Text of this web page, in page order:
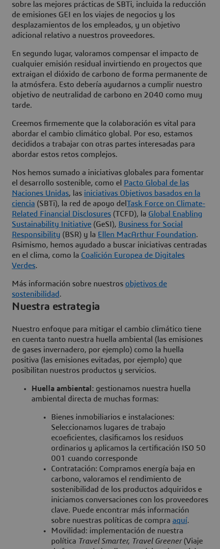
sobre las mejores prácticas de SBTi, incluida la reducción
de emisiones GEI en los viajes de negocios y los
desplazamientos de los empleados, y un objetivo
adicional relativo a nuestros proveedores.
En segundo lugar, valoramos compensar el impacto de
cualquier emisión residual invirtiendo en proyectos que
extraigan el dióxido de carbono de forma permanente de
la atmósfera. Esto debería ayudarnos a cumplir nuestro
objetivo de neutralidad de carbono en 2040 como muy
tarde.
Creemos firmemente que la colaboración es vital para
abordar el cambio climático global. Por eso, estamos
decididos a trabajar con otras partes interesadas para
abordar estos retos complejos.
Nos hemos sumado a iniciativas globales para fomentar
el desarrollo sostenible, como el
Pacto Global de las
Naciones Unidas, las iniciativas Objetivos basados en la
ciencia (SBTi), la red de apoyo del Task Force on Climate-
Related Financial Disclosures (TCFD), la Global Enabling
Sustainability Initiative (GeSI), Business for Social
Responsibility (BSR) y la Ellen MacArthur Foundation.
Asimismo, hemos ayudado a buscar iniciativas centradas
en el clima, como la Coalición Europea de Digitales
Verdes.
Más información sobre nuestros objetivos de
sostenibilidad .
Nuestra estrategia
Nuestro enfoque para mitigar el cambio climático tiene
en cuenta tanto nuestra huella ambiental (las emisiones
de gases invernadero, por ejemplo) como la huella
positiva (las emisiones evitadas, por ejemplo) que
posibilitan nuestros productos y servicios.
Huella ambiental : gestionamos nuestra huella
ambiental directa de muchas formas:
Bienes inmobiliarios e instalaciones:
Seleccionamos lugares de trabajo
ecoeficientes, clasificamos los residuos
ordinarios y aplicamos la certificación ISO 50
001 cuando corresponde
Contratación: Compramos energía baja en
carbono, valoramos el rendimiento de
sostenibilidad de los productos adquiridos e
iniciamos conversaciones con los proveedores
clave. Puede encontrar más información
sobre nuestras políticas de compra aquí.
Movilidad: implementación de nuestra
política Travel Smarter, Travel Greener(Viaje